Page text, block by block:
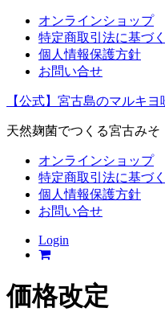
オンラインショップ
特定商取引法に基づ
個人情報保護方針
お問い合せ
【公式】宮古島のマルキヨ
天然麹菌でつくる宮古みそ
オンラインショップ
特定商取引法に基づ
個人情報保護方針
お問い合せ
Login
価格改定